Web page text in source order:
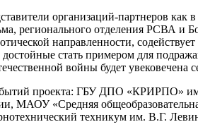
организаций-партнеров
регионального отделения РСВА и
направленности,
достойные стать примером для
войны будет увековечена
проекта: ГБУ ДПО «КРИРПО»
МАОУ «Средняя
техникум им. В.Г.